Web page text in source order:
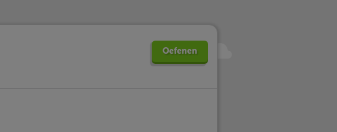
Oefenen